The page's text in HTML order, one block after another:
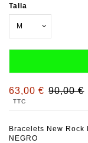
Talla
63,00 € 90,00 €
TTC
Bracelets New Rock
NEGRO